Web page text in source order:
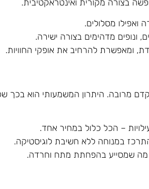
בצורה מקורית ואינטראקטיבית.
ואפילו מסלולים.
ונופים מדהימים בצורה ישירה.
ומאפשרת להרחיב את אופקי החוויות.
מרובה. היתרון המשמעותי הוא
– הכל כלול במחיר אחד.
במנוחה ללא חשיבת לוגיסטיקה.
מה שמסייע בהפחתת מתח וחרדה.